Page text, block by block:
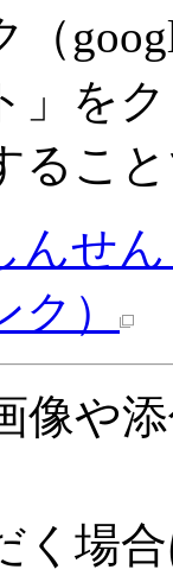
（
」を
るこ
んせ
ク）
像や
く場